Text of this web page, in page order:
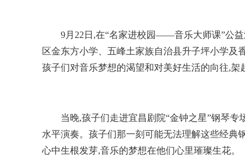
9月22日,在“名家进校园——音乐大师课”公
区金东方小学、五峰土家族自治县升子坪小学及
孩子们对音乐梦想的渴望和对美好生活的向往,架
当晚,孩子们走进宜昌剧院“金钟之星”钢琴
水平演奏。孩子们那一刻可能无法理解这些经典
心中生根发芽,音乐的梦想在他们心里璀璨生花。